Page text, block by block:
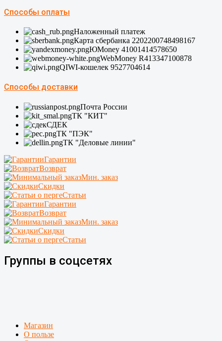
Способы оплаты
Наложенный платеж
Карта сбербанка 2202200748498167
ЮMoney 41001414578650
WebMoney R413347100878
QIWI-кошелек 9527704614
Способы доставки
Почта России
ТК "КИТ"
СДЕК
ТК "ПЭК"
ТК "Деловые линии"
Гарантии
Возврат
Мин. заказ
Скидки
Статьи
Гарантии
Возврат
Мин. заказ
Скидки
Статьи
Группы в соцсетях
Магазин
О пользе